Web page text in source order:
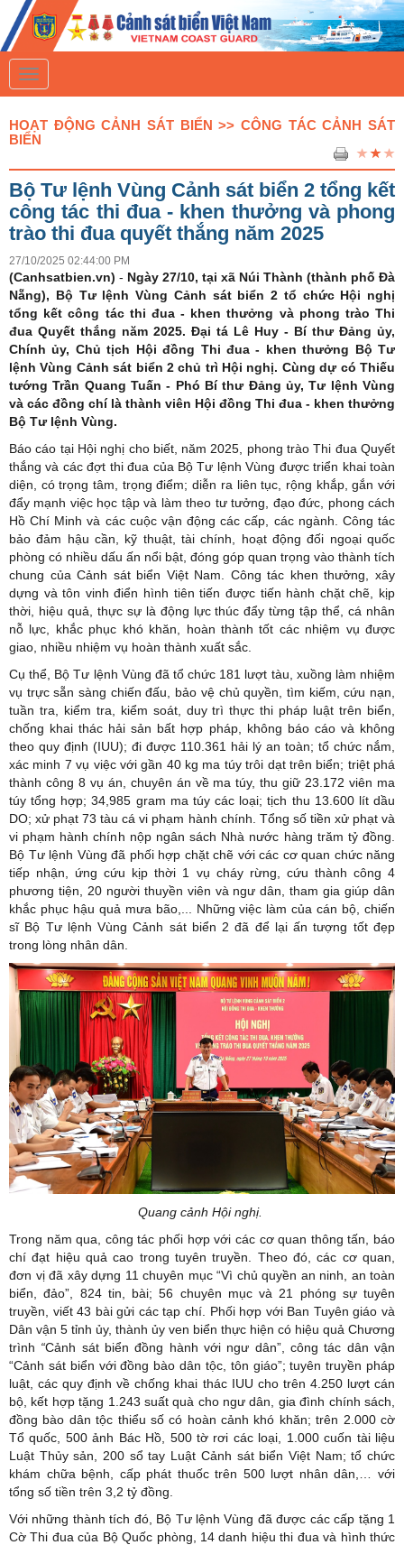
T
o
g
l
e
v
i
g
a
i
o
n
HOẠT ĐỘNG CẢNH SÁT BIỂN >> CÔNG TÁC CẢNH SÁT
BIỂN
Bộ Tư lệnh Vùng Cảnh sát biển 2 tổng kết
công tác thi đua - khen thưởng và phong
trào thi đua quyết thắng năm 2025
27/10/2025 02:44:00 PM
(Canhsatbien.vn) - Ngày 27/10, tại xã Núi Thành (thành phố Đà
Nẵng), Bộ Tư lệnh Vùng Cảnh sát biển 2 tổ chức Hội nghị
tổng kết công tác thi đua - khen thưởng và phong trào Thi
đua Quyết thắng năm 2025. Đại tá Lê Huy - Bí thư Đảng ủy,
Chính ủy, Chủ tịch Hội đồng Thi đua - khen thưởng Bộ Tư
lệnh Vùng Cảnh sát biển 2 chủ trì Hội nghị. Cùng dự có Thiếu
tướng Trần Quang Tuấn - Phó Bí thư Đảng ủy, Tư lệnh Vùng
và các đồng chí là thành viên Hội đồng Thi đua - khen thưởng
Bộ Tư lệnh Vùng.
Báo cáo tại Hội nghị cho biết, năm 2025, phong trào Thi đua Quyết
thắng và các đợt thi đua của Bộ Tư lệnh Vùng được triển khai toàn
diện, có trọng tâm, trọng điểm; diễn ra liên tục, rộng khắp, gắn với
đẩy mạnh việc học tập và làm theo tư tưởng, đạo đức, phong cách
Hồ Chí Minh và các cuộc vận động các cấp, các ngành. Công tác
bảo đảm hậu cần, kỹ thuật, tài chính, hoạt động đối ngoại quốc
phòng có nhiều dấu ấn nổi bật, đóng góp quan trọng vào thành tích
chung của Cảnh sát biển Việt Nam. Công tác khen thưởng, xây
dựng và tôn vinh điển hình tiên tiến được tiến hành chặt chẽ, kịp
thời, hiệu quả, thực sự là động lực thúc đẩy từng tập thể, cá nhân
nỗ lực, khắc phục khó khăn, hoàn thành tốt các nhiệm vụ được
giao, nhiều nhiệm vụ hoàn thành xuất sắc.
Cụ thể, Bộ Tư lệnh Vùng đã tổ chức 181 lượt tàu, xuồng làm nhiệm
vụ trực sẵn sàng chiến đấu, bảo vệ chủ quyền, tìm kiếm, cứu nạn,
tuần tra, kiểm tra, kiểm soát, duy trì thực thi pháp luật trên biển,
chống khai thác hải sản bất hợp pháp, không báo cáo và không
theo quy định (IUU); đi được 110.361 hải lý an toàn; tổ chức nắm,
xác minh 7 vụ việc với gần 40 kg ma túy trôi dạt trên biển; triệt phá
thành công 8 vụ án, chuyên án về ma túy, thu giữ 23.172 viên ma
túy tổng hợp; 34,985 gram ma túy các loại; tịch thu 13.600 lít dầu
DO; xử phạt 73 tàu cá vi phạm hành chính. Tổng số tiền xử phạt và
vi phạm hành chính nộp ngân sách Nhà nước hàng trăm tỷ đồng.
Bộ Tư lệnh Vùng đã phối hợp chặt chẽ với các cơ quan chức năng
tiếp nhận, ứng cứu kịp thời 1 vụ cháy rừng, cứu thành công 4
phương tiện, 20 người thuyền viên và ngư dân, tham gia giúp dân
khắc phục hậu quả mưa bão,... Những việc làm của cán bộ, chiến
sĩ Bộ Tư lệnh Vùng Cảnh sát biển 2 đã để lại ấn tượng tốt đẹp
trong lòng nhân dân.
Quang cảnh Hội nghị.
Trong năm qua, công tác phối hợp với các cơ quan thông tấn, báo
chí đạt hiệu quả cao trong tuyên truyền. Theo đó, các cơ quan,
đơn vị đã xây dựng 11 chuyên mục “Vì chủ quyền an ninh, an toàn
biển, đảo”, 824 tin, bài; 56 chuyên mục và 21 phóng sự tuyên
truyền, viết 43 bài gửi các tạp chí. Phối hợp với Ban Tuyên giáo và
Dân vận 5 tỉnh ủy, thành ủy ven biển thực hiện có hiệu quả Chương
trình “Cảnh sát biển đồng hành với ngư dân”, công tác dân vận
“Cảnh sát biển với đồng bào dân tộc, tôn giáo”; tuyên truyền pháp
luật, các quy định về chống khai thác IUU cho trên 4.250 lượt cán
bộ, kết hợp tặng 1.243 suất quà cho ngư dân, gia đình chính sách,
đồng bào dân tộc thiểu số có hoàn cảnh khó khăn; trên 2.000 cờ
Tổ quốc, 500 ảnh Bác Hồ, 500 tờ rơi các loại, 1.000 cuốn tài liệu
Luật Thủy sản, 200 sổ tay Luật Cảnh sát biển Việt Nam; tổ chức
khám chữa bệnh, cấp phát thuốc trên 500 lượt nhân dân,… với
tổng số tiền trên 3,2 tỷ đồng.
Với những thành tích đó, Bộ Tư lệnh Vùng đã được các cấp tặng 1
Cờ Thi đua của Bộ Quốc phòng, 14 danh hiệu thi đua và hình thức